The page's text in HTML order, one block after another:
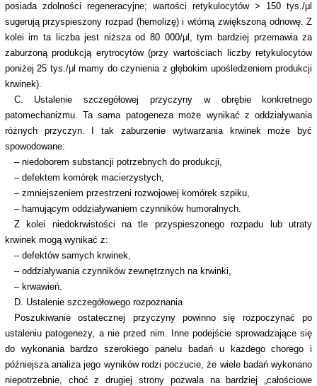
posiada zdolności regeneracyjne; wartości retykulocytów > 150 tys./μl
sugerują przyspieszony rozpad (hemolizę) i wtórną zwiększoną odnowę. Z
kolei im ta liczba jest niższa od 80 000/μl, tym bardziej przemawia za
zaburzoną produkcją erytrocytów (przy wartościach liczby retykulocytów
poniżej 25 tys./μl mamy do czynienia z głębokim upośledzeniem produkcji
krwinek).
C. Ustalenie szczegółowej przyczyny w obrębie konkretnego
patomechanizmu. Ta sama patogeneza może wynikać z oddziaływania
różnych przyczyn. I tak zaburzenie wytwarzania krwinek może być
spowodowane:
– niedoborem substancji potrzebnych do produkcji,
– defektem komórek macierzystych,
– zmniejszeniem przestrzeni rozwojowej komórek szpiku,
– hamującym oddziaływaniem czynników humoralnych.
Z kolei niedokrwistości na tle przyspieszonego rozpadu lub utraty
krwinek mogą wynikać z:
– defektów samych krwinek,
– oddziaływania czynników zewnętrznych na krwinki,
– krwawień.
D. Ustalenie szczegółowego rozpoznania
Poszukiwanie ostatecznej przyczyny powinno się rozpoczynać po
ustaleniu patogenezy, a nie przed nim. Inne podejście sprowadzające się
do wykonania bardzo szerokiego panelu badań u każdego chorego i
późniejsza analiza jego wyników rodzi poczucie, że wiele badań wykonano
niepotrzebnie, choć z drugiej strony pozwala na bardziej „całościowe